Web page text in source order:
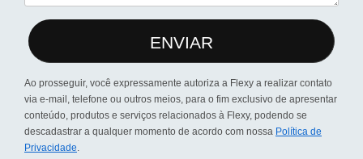
ENVIAR
Ao prosseguir, você expressamente autoriza a Flexy a realizar contato
via e-mail, telefone ou outros meios, para o fim exclusivo de apresentar
conteúdo, produtos e serviços relacionados à Flexy, podendo se
descadastrar a qualquer momento de acordo com nossa Política de
Privacidade